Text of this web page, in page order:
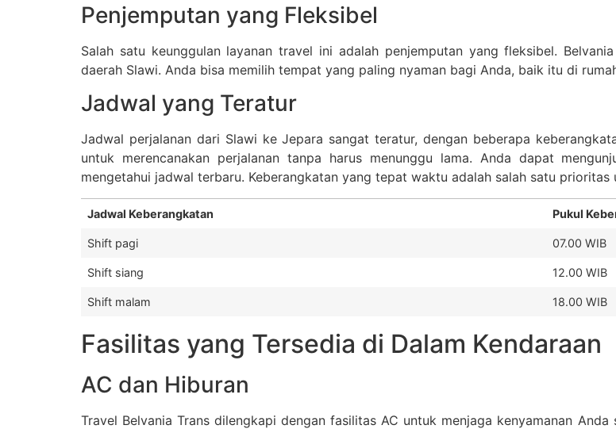
Penjemputan yang Fleksibel
Salah satu keunggulan layanan travel ini adalah penjemputan yang fleksibel.
daerah Slawi. Anda bisa memilih tempat yang paling nyaman bagi Anda, baik itu di
Jadwal yang Teratur
Jadwal perjalanan dari Slawi ke Jepara sangat teratur, dengan beberapa
untuk merencanakan perjalanan tanpa harus menunggu lama. Anda dapat
mengetahui jadwal terbaru. Keberangkatan yang tepat waktu adalah salah satu prioritas
Jadwal Keberangkatan Pukul
Shift pagi 07.00 WIB
Shift siang 12.00 WIB
Shift malam 18.00 WIB
Fasilitas yang Tersedia di Dalam Kendaraan
AC dan Hiburan
Travel Belvania Trans dilengkapi dengan fasilitas AC untuk menjaga kenyamanan